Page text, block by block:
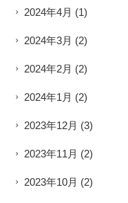
2024年4月 (1)
2024年3月 (2)
2024年2月 (2)
2024年1月 (2)
2023年12月 (3)
2023年11月 (2)
2023年10月 (2)